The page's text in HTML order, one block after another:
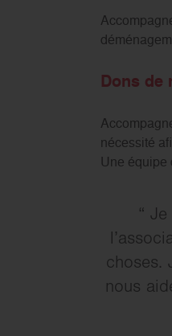
Dons de
nécessité
Une équipe
Je
choses.
nous